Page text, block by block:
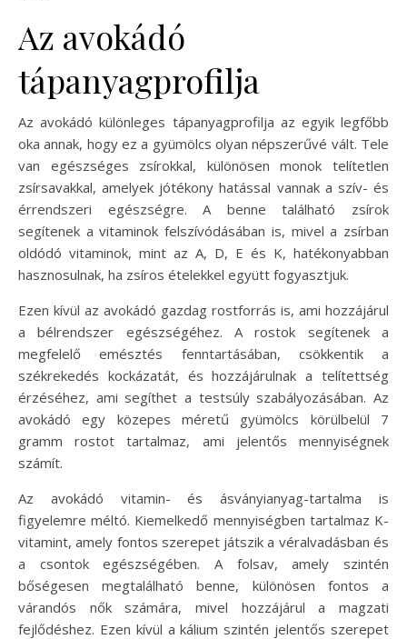
Az avokádó
tápanyagprofilja
Az avokádó különleges tápanyagprofilja az egyik legfőbb
oka annak, hogy ez a gyümölcs olyan népszerűvé vált. Tele
van egészséges zsírokkal, különösen monok telítetlen
zsírsavakkal, amelyek jótékony hatással vannak a szív- és
érrendszeri egészségre. A benne található zsírok
segítenek a vitaminok felszívódásában is, mivel a zsírban
oldódó vitaminok, mint az A, D, E és K, hatékonyabban
hasznosulnak, ha zsíros ételekkel együtt fogyasztjuk.
Ezen kívül az avokádó gazdag rostforrás is, ami hozzájárul
a bélrendszer egészségéhez. A rostok segítenek a
megfelelő emésztés fenntartásában, csökkentik a
székrekedés kockázatát, és hozzájárulnak a telítettség
érzéséhez, ami segíthet a testsúly szabályozásában. Az
avokádó egy közepes méretű gyümölcs körülbelül 7
gramm rostot tartalmaz, ami jelentős mennyiségnek
számít.
Az avokádó vitamin- és ásványianyag-tartalma is
figyelemre méltó. Kiemelkedő mennyiségben tartalmaz K-
vitamint, amely fontos szerepet játszik a véralvadásban és
a csontok egészségében. A folsav, amely szintén
bőségesen megtalálható benne, különösen fontos a
várandós nők számára, mivel hozzájárul a magzati
fejlődéshez. Ezen kívül a kálium szintén jelentős szerepet